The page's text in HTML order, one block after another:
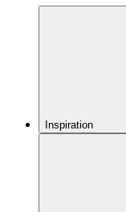
Inspiration